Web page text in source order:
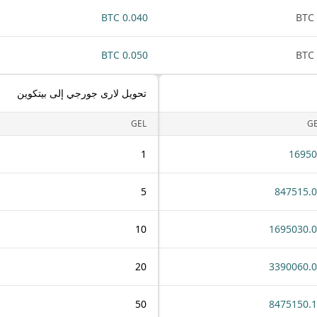
0.040 BTC
0.050 BTC
تحويل لارى جورجي إلى بيتكوين
GEL
1
5
10
20
50